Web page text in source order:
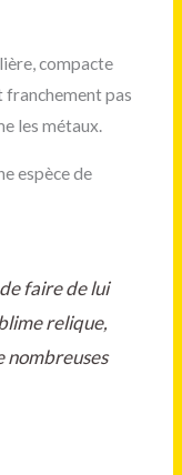
compacte
franchement pas
les métaux.
espèce de
faire de lui
relique,
nombreuses